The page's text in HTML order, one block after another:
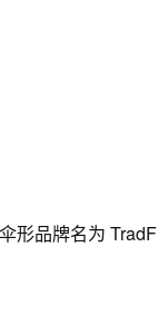
形品牌名为 TradF